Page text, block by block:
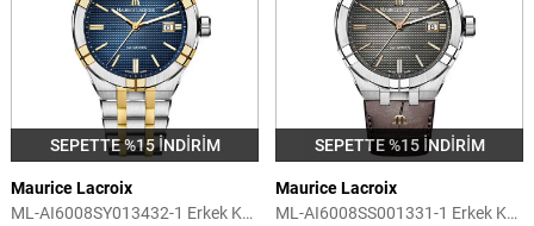
SEPETTE %15 İNDİRİM
Maurice Lacroix
ML-AI6008SY013432-1 Erkek Kol
SEPETTE %15 İNDİRİM
Maurice Lacroix
ML-AI6008SS001331-1 Erkek Kol